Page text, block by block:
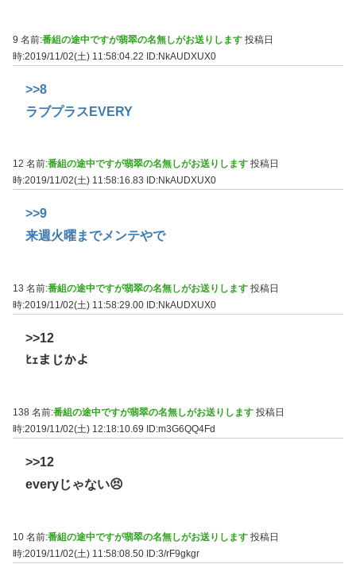
9 名前:番組の途中ですが翡翠の名無しがお送りします 投稿日
時:2019/11/02(土) 11:58:04.22 ID:NkAUDXUX0
>>8
ラブプラスEVERY
12 名前:番組の途中ですが翡翠の名無しがお送りします 投稿日
時:2019/11/02(土) 11:58:16.83
ID:NkAUDXUX0
>>9
来週火曜までメンテやで
13 名前:番組の途中ですが翡翠の名無しがお送りします 投稿日
時:2019/11/02(土) 11:58:29.00 ID:NkAUDXUX0
>>12
ﾋｪまじかよ
138 名前:番組の途中ですが翡翠の名無しがお送りします 投稿日
時:2019/11/02(土) 12:18:10.69
ID:m3G6QQ4Fd
>>12
everyじゃない😣
10 名前:番組の途中ですが翡翠の名無しがお送りします 投稿日
時:2019/11/02(土) 11:58:08.50 ID:3/rF9gkgr